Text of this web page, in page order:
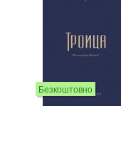
Безкоштовно